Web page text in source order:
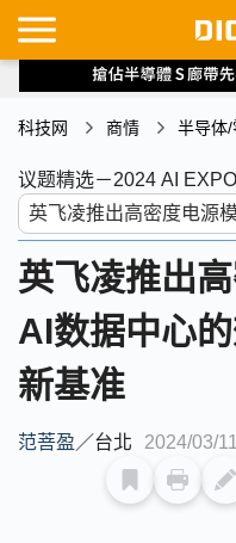
科技网 商情 半导体
议题精选－2024 AI
英飞凌推出
AI数据中心
新基准
范菩盈／台北 2024/03/11